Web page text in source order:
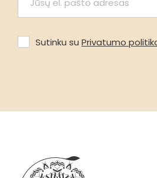
Sutinku su Privatumo